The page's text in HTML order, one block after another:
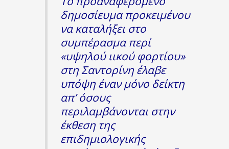
δημοσίευμα προκειμένου
να καταλήξει στο
συμπέρασμα περί
«υψηλού ιικού φορτίου»
στη Σαντορίνη έλαβε
υπόψη έναν μόνο δείκτη
απ’ όσους
περιλαμβάνονται στην
έκθεση της
επιδημιολογικής